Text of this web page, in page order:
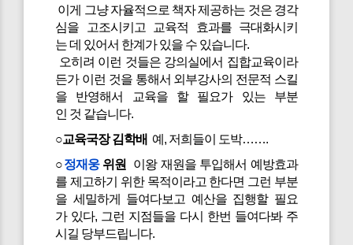
이게 그냥 자율적으로 책자 제공하는 것은 경각
심을 고조시키고 교육적 효과를 극대화시키
는 데 있어서 한계가 있을 수 있습니다.
오히려 이런 것들은 강의실에서 집합교육이라
든가 이런 것을 통해서 외부강사의 전문적 스킬
을 반영해서 교육을 할 필요가 있는 부분
인 것 같습니다.
○교육국장 김학배 예, 저희들이 도박…….
○정재웅위원
이왕 재원을 투입해서 예방효과
를 제고하기 위한 목적이라고 한다면 그런 부분
을 세밀하게 들여다보고 예산을 집행할 필요
가 있다, 그런 지점들을 다시 한번 들여다봐 주
시길 당부드립니다.